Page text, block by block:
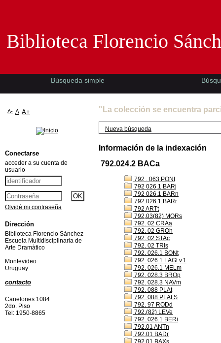
"La colección se encuentra
Nueva búsqueda
Información de la indexación
792.024.2 BACa
792 . 063 PONt
792 026.1 BARj
792 026.1 BARn
792 026.1 BARr
792 ARTt
792,03(82) MORs
792. 02 CRAa
792. 02 GROh
792. 02 STAc
792. 02 TRIs
792. 026.1 BONt
792. 026.1 LAGt v.1
792. 026.1 MELm
792. 028.3 BROp
792. 028.3 NAVm
792. 088 PLAt
792. 088 PLAt S
792. 97 RODd
792.(82) LEVe
792..026.1 BERi
792.01 ANTn
792.01 BADr
792.01 BAXs
Biblioteca Florencio
Búsqueda simple
A- A A+
Conectarse
acceder a su cuenta de
usuario
Olvidé mi contraseña
Dirección
Biblioteca Florencio Sànchez -
Escuela Multidisciplinaria de
Arte Dramàtico
Montevideo
Uruguay
contacto
Canelones 1084
2do. Piso
Tel: 1950-8865